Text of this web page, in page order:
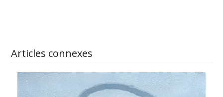
Articles connexes